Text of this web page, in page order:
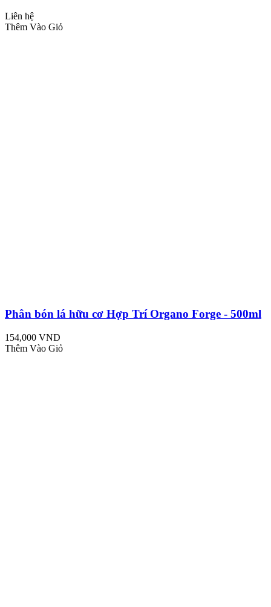
Liên hệ
Thêm Vào Giỏ
Phân bón lá hữu cơ Hợp Trí Organo Forge - 500ml
154,000 VND
Thêm Vào Giỏ